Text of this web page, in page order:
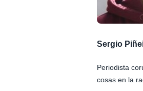
Sergio
Periodista
cosas en la